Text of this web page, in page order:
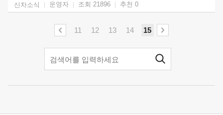
신차소식 운영자 조회 21896 추천 0
11 12 13 14 15